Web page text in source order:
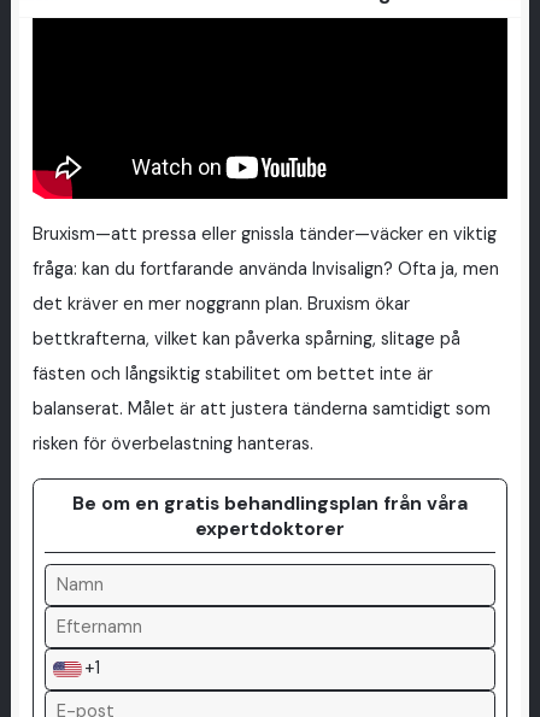
Bruxism—att pressa eller gnissla tänder—väcker en viktig
fråga: kan du fortfarande använda Invisalign? Ofta ja, men
det kräver en mer noggrann plan. Bruxism ökar
bettkrafterna, vilket kan påverka spårning, slitage på
fästen och långsiktig stabilitet om bettet inte är
balanserat. Målet är att justera tänderna samtidigt som
risken för överbelastning hanteras.
Be om en gratis behandlingsplan från våra
expertdoktorer
+1